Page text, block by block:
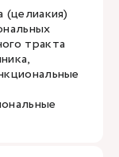
(целиакия)
тракта